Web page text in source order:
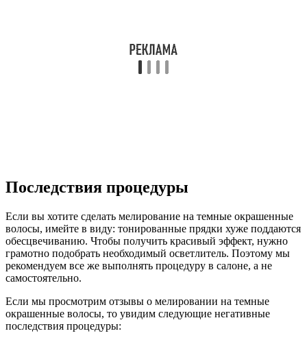
Последствия процедуры
Если вы хотите сделать мелирование на темные окрашенные
волосы, имейте в виду: тонированные прядки хуже поддаются
обесцвечиванию. Чтобы получить красивый эффект, нужно
грамотно подобрать необходимый осветлитель. Поэтому мы
рекомендуем все же выполнять процедуру в салоне, а не
самостоятельно.
Если мы просмотрим отзывы о мелировании на темные
окрашенные волосы, то увидим следующие негативные
последствия процедуры: